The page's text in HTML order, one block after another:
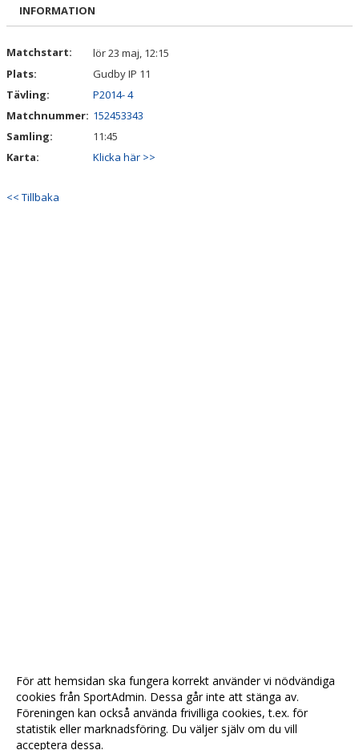
KALENDER
MATCHER
CUPER
WEBBSHOP
INFORMATION
Matchstart:
lör 23 maj, 12:15
Plats:
Gudby IP 11
Tävling:
P2014- 4
Matchnummer: 152453343
Samling:
11:45
Karta:
Klicka här >>
<< Tillbaka
För att hemsidan ska fungera korrekt använder vi nödvändiga
cookies från SportAdmin. Dessa går inte att stänga av.
Föreningen kan också använda frivilliga cookies, t.ex. för
statistik eller marknadsföring. Du väljer själv om du vill
acceptera dessa.